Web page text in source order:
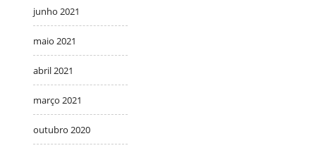
junho 2021
maio 2021
abril 2021
março 2021
outubro 2020